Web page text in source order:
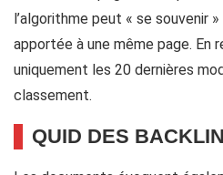
l’algorithme peut « se souvenir
apportée à une même page. En
uniquement les 20 dernières
classement.
QUID DES